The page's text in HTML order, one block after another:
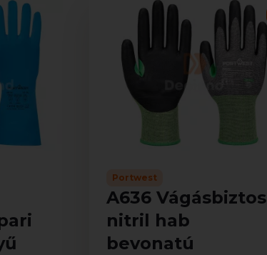
Portwest
A636 Vágásbiztos
nitril hab
bevonatú